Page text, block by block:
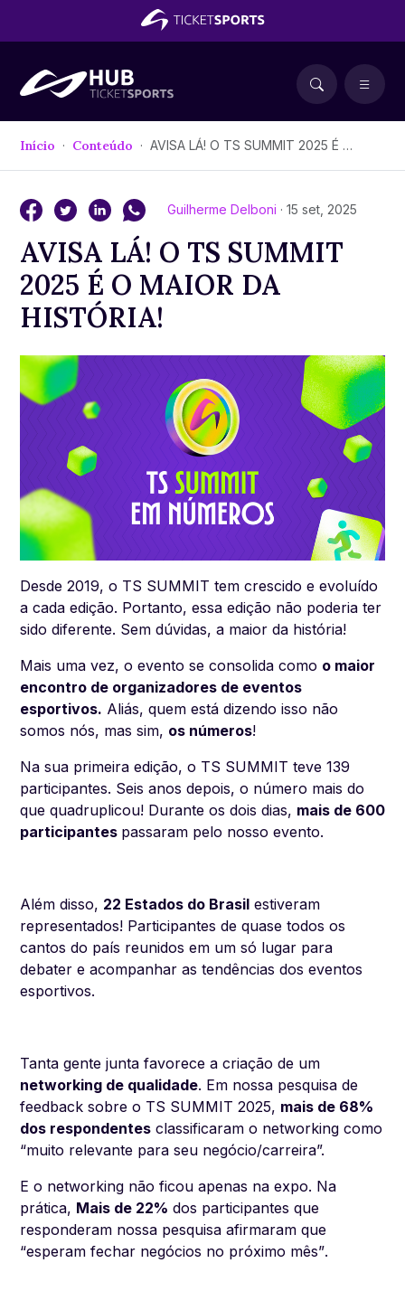
Início Conteúdo AVISA LÁ! O TS SUMMIT 2025 É O MAIOR DA HISTÓRIA!
Guilherme Delboni · 15 set, 2025
AVISA LÁ! O TS SUMMIT
2025 É O MAIOR DA
HISTÓRIA!
Desde 2019, o TS SUMMIT tem crescido e evoluído
a cada edição. Portanto, essa edição não poderia ter
sido diferente. Sem dúvidas, a maior da história!
Mais uma vez, o evento se consolida como o maior
encontro de organizadores de eventos
esportivos. Aliás, quem está dizendo isso não
somos nós, mas sim, os números!
Na sua primeira edição, o TS SUMMIT teve 139
participantes. Seis anos depois, o número mais do
que quadruplicou! Durante os dois dias, mais de 600
participantes passaram pelo nosso evento.
Além disso, 22 Estados do Brasil estiveram
representados! Participantes de quase todos os
cantos do país reunidos em um só lugar para
debater e acompanhar as tendências dos eventos
esportivos.
Tanta gente junta favorece a criação de um
networking de qualidade. Em nossa pesquisa de
feedback sobre o TS SUMMIT 2025, mais de 68%
dos respondentes classificaram o networking como
“muito relevante para seu negócio/carreira”.
E o networking não ficou apenas na expo. Na
prática, Mais de 22% dos participantes que
responderam nossa pesquisa afirmaram que
“esperam fechar negócios no próximo mês”.